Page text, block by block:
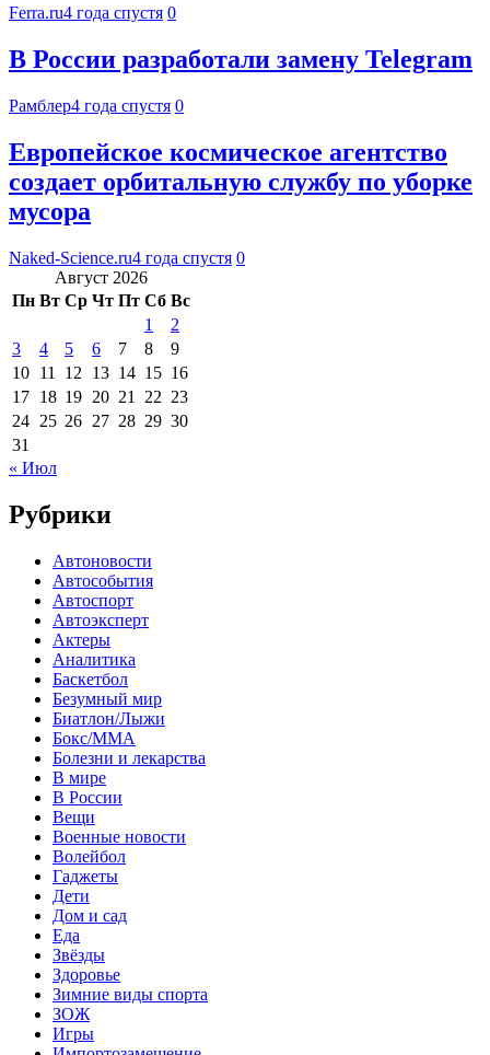
Ferra.ru4 года спустя 0
В России разработали замену Telegram
Рамблер4 года спустя 0
Европейское космическое агентство
создает орбитальную службу по уборке
мусора
Naked-Science.ru4 года спустя 0
Август 2026
Пн Вт Ср Чт Пт Сб Вс
1
2
3
4 5 6 7 8
9
10 11 12 13 14 15 16
17 18 19 20 21 22 23
24 25 26 27 28 29 30
31
« Июл
Рубрики
Автоновости
Автособытия
Автоспорт
Автоэксперт
Актеры
Аналитика
Баскетбол
Безумный мир
Биатлон/Лыжи
Бокс/MMA
Болезни и лекарства
В мире
В России
Вещи
Военные новости
Волейбол
Гаджеты
Дети
Дом и сад
Еда
Звёзды
Здоровье
Зимние виды спорта
ЗОЖ
Игры